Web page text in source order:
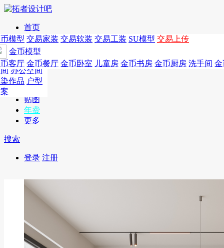
首页
发现
年费 作品 图纸 交易 软装 工装 SU模 金币
年费版块
费图纸 年费户型 年费高清 年费视频 年费模型 年费精选
作品
别墅 国外
酒店设计
设计 商业
办公空间
作品 户型
模型
模型 交易家装 交易软装 交易工装 SU模型 交易上传
金币模型
客厅 金币餐厅 金币卧室 儿童房 金币书房 金币厨房 洗手间 金
CAD
概念
贴图
年费
更多
搜索
登录 注册